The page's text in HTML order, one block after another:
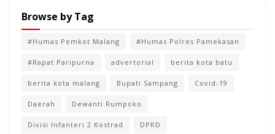
Browse by Tag
#Humas Pemkot Malang #Humas Polres Pamekasan
#Rapat Paripurna advertorial berita kota batu
berita kota malang Bupati Sampang Covid-19
Daerah Dewanti Rumpoko
Divisi Infanteri 2 Kostrad DPRD